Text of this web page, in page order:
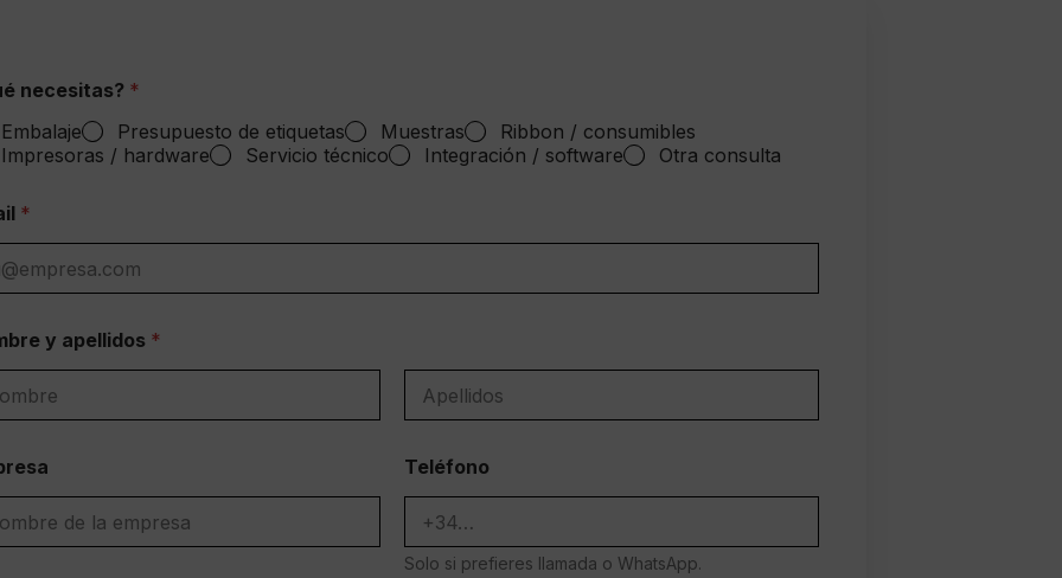
necesitas? *
Embalaje
Presupuesto de etiquetas Muestras
Ribbon / consumibles
Impresoras / hardware
Servicio técnico Integración / software Otra consulta
*
y apellidos *
Teléfono
Solo si prefieres llamada o WhatsApp.